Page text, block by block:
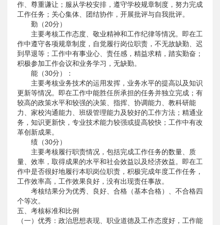
作、尊重谦让；服从学校安排，遵守学校规章制度，努力完成
工作任务；关心集体、团结协作，开展批评与自我批评。
勤（20分）
主要考核工作态度、敬业精神和工作纪律等情况。即在工
作中遵守各项规章制度，自觉履行岗位职责，不无故缺勤、迟
到早退等；工作中有事业心、责任感，精益求精，踏实勤奋；
积极参加工作会议和业务学习，无缺勤。
能（30分）：
主要考核业务技术的运用发挥，业务水平的提高以及知识
更新等情况。即在工作中能胜任所承担的任务并独立完成；有
较高的政策水平和较强的决策、指挥、协调能力、教科研能
力、家校沟通能力、班级管理能力及较好的工作方法；精通业
务，知识更新快，专业技术能力较强或提高较快；工作中有改
革创新成果。
绩（30分）
主要考核履行职责情况，包括完成工作任务的数量、质
量、效率，取得成果的水平和社会效益以及经济效益。即在工
作中是否很好地履行本职岗位职责，积极完成年度工作任务，
工作效率高，工作效果良好，没有出现责任事故。
考核结果分为优秀、良好、合格（基本合格）、不合格四
个等次。
五、考核标准和比例
（一）优秀：政治思想表现、职业道德及工作态度好，工作能